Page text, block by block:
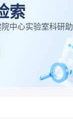
索
中心实验室科研